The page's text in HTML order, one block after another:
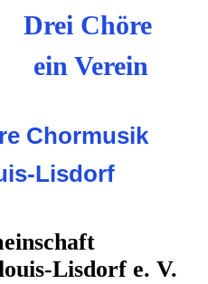
Drei Chöre
ein Verein
Chormusik
Lisdorf
Lisdorf e. V.